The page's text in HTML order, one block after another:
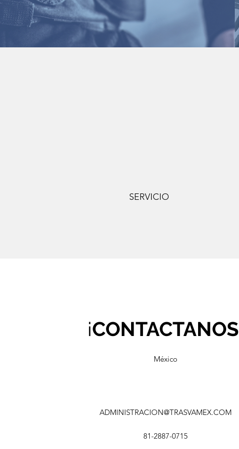
SERVICIO
¡CONTACTANOS
México
ADMINISTRACION@TRASVAMEX.COM
81-2887-0715